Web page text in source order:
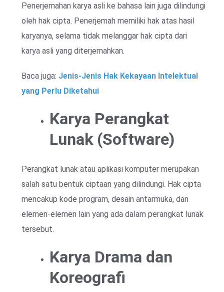
Penerjemahan karya asli ke bahasa lain juga dilindungi
oleh hak cipta. Penerjemah memiliki hak atas hasil
karyanya, selama tidak melanggar hak cipta dari
karya asli yang diterjemahkan.
Baca juga: Jenis-Jenis Hak Kekayaan Intelektual
yang Perlu Diketahui
Karya Perangkat
Lunak (Software)
Perangkat lunak atau aplikasi komputer merupakan
salah satu bentuk ciptaan yang dilindungi. Hak cipta
mencakup kode program, desain antarmuka, dan
elemen-elemen lain yang ada dalam perangkat lunak
tersebut.
Karya Drama dan
Koreografi